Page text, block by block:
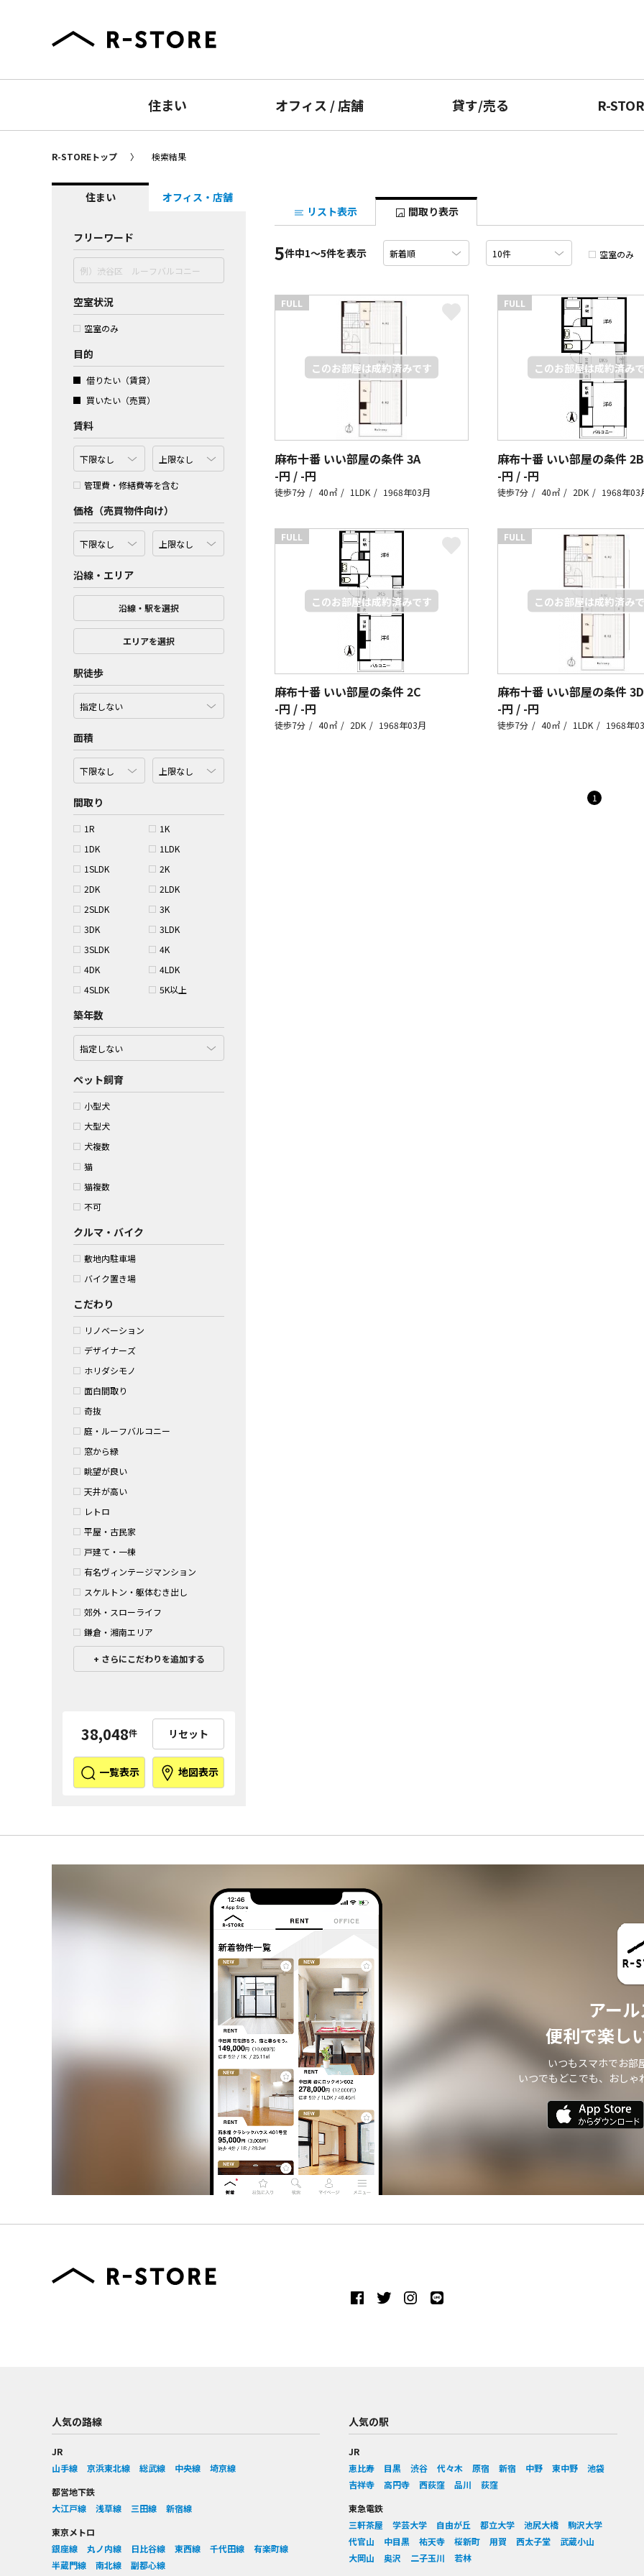
住まい オフィス /店舗 貸す/売る R-
R-STOREトップ 検索結果
住まい オフィス・店舗
フリーワード
空室状況
空室のみ
目的
借りたい（賃貸）
買いたい（売買）
賃料
管理費・修繕費等を含む
価格（売買物件向け）
沿線・エリア
沿線・駅を選択
エリアを選択
駅徒歩
面積
間取り
1R
1K
1DK
1LDK
1SLDK
2K
2DK
2LDK
2SLDK
3K
3DK
3LDK
3SLDK
4K
4DK
4LDK
4SLDK
5K以上
築年数
ペット飼育
小型犬
大型犬
犬複数
猫
猫複数
不可
クルマ・バイク
敷地内駐車場
バイク置き場
こだわり
リノベーション
デザイナーズ
ホリダシモノ
面白間取り
奇抜
庭・ルーフバルコニー
窓から緑
眺望が良い
天井が高い
レトロ
平屋・古民家
戸建て・一棟
有名ヴィンテージマンション
スケルトン・躯体むき出し
郊外・スローライフ
鎌倉・湘南エリア
さらにこだわりを追加する
38,048件 リセット
一覧表示 地図表示
リスト表示 間取り表示
5件中1〜5件を表示 空室のみ
FULL
麻布十番 いい部屋の条件3A
-円 / -円
徒歩7分 40㎡ 1LDK 1968年03月
FULL
麻布十番 いい部屋の条件2B
-円 / -円
徒歩7分 40㎡ 2DK 1968年03
FULL
麻布十番 いい部屋の条件2C
-円 / -円
徒歩7分 40㎡ 2DK 1968年03月
FULL
麻布十番 いい部屋の条件3D
-円 / -円
徒歩7分 40㎡ 1LDK 1968年
1
アー
便利で楽し
いつもスマホでお部
いつでもどこでも、おし
人気の路線
JR
山手線
京浜東北線 総武線 中央線
埼京線
都営地下鉄
大江戸線
浅草線 三田線
新宿線
東京メトロ
銀座線
丸ノ内線 日比谷線 東西線 千代田線
有楽町線
半蔵門線
南北線 副都心線
人気の駅
JR
恵比寿
目黒 渋谷 代々木 原宿 新宿 中野 東中野
池袋
吉祥寺
高円寺 西荻窪 品川
荻窪
東急電鉄
三軒茶屋
学芸大学 自由が丘 都立大学 池尻大橋
駒沢大学
代官山
中目黒 祐天寺 桜新町 用賀 西太子堂
武蔵小山
大岡山
奥沢 二子玉川
若林